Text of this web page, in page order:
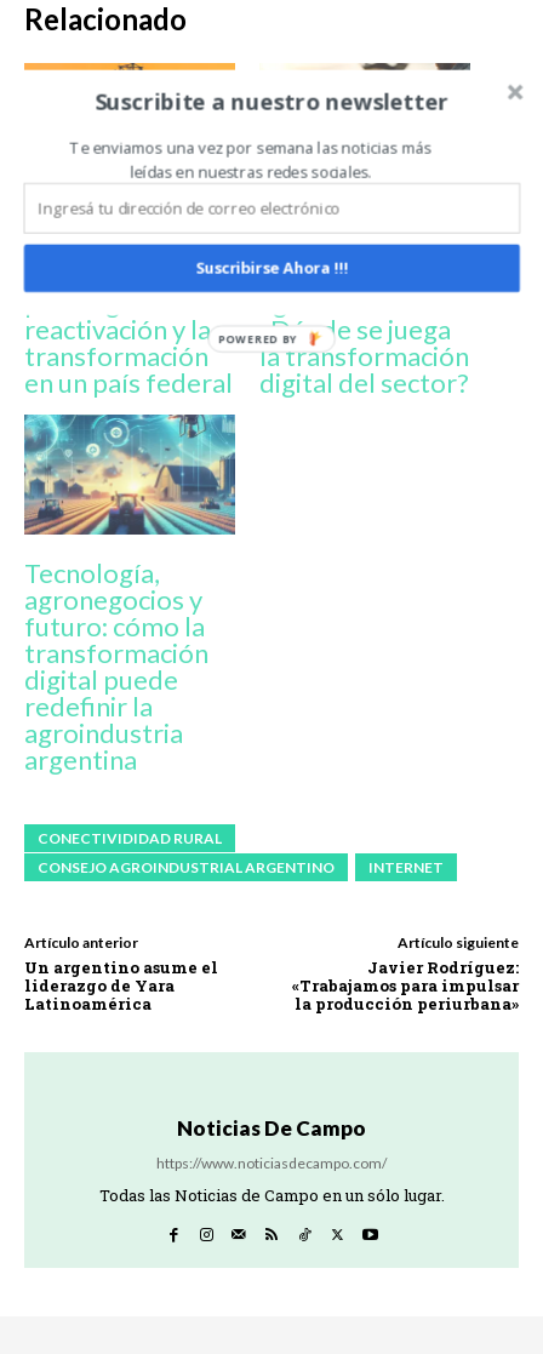
Relacionado
La conectividad
digital rural, un
para lograr la
reactivación y la
transformación
en un país federal
El valor de la
conectividad y la
tecnología en la
agroindustria:
¿Dónde se juega
la transformación
digital del sector?
Tecnología,
agronegocios y
futuro: cómo la
transformación
digital puede
redefinir la
agroindustria
argentina
CONECTIVIDIDAD RURAL
CONSEJO AGROINDUSTRIAL ARGENTINO
INTERNET
Artículo anterior
Un argentino asume el
liderazgo de Yara
Latinoamérica
Artículo siguiente
Javier Rodríguez:
«Trabajamos para impulsar
la producción periurbana»
Noticias De Campo
https://www.noticiasdecampo.com/
Todas las Noticias de Campo en un sólo lugar.
Suscribite a nuestro newsletter
Te enviamos una vez por semana las noticias más
leídas en nuestras redes sociales.
Suscribirse Ahora !!!